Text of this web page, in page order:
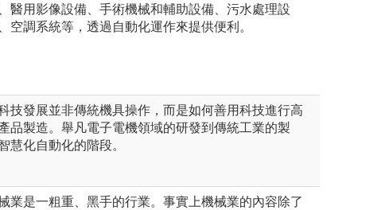
醫用影像設備、手術機械和輔助設備、污水處理設
空調系統等，透過自動化運作來提供便利。
技發展並非傳統機具操作，而是如何善用科技進行高
品製造。舉凡電子電機領域的研發到傳統工業的製
慧化自動化的階段。
業是一粗重、黑手的行業。事實上機械業的內容除了